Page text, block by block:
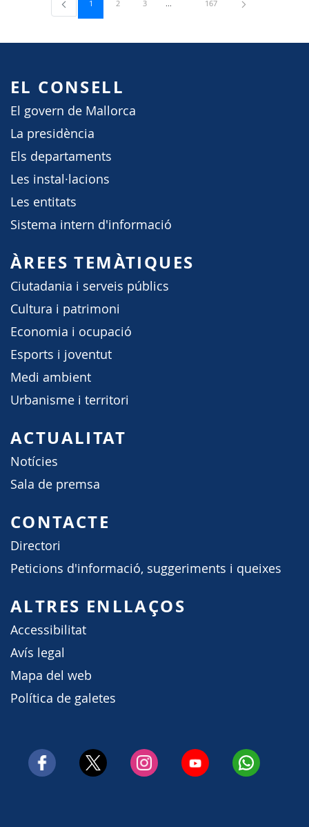
Pàgina
1 Pàgina
2 Pàgina
3
Pàgina
167
EL CONSELL
El govern de Mallorca
La presidència
Els departaments
Les instal·lacions
Les entitats
Sistema intern d'informació
ÀREES TEMÀTIQUES
Ciutadania i serveis públics
Cultura i patrimoni
Economia i ocupació
Esports i joventut
Medi ambient
Urbanisme i territori
ACTUALITAT
Notícies
Sala de premsa
CONTACTE
Directori
Peticions d'informació, suggeriments i queixes
ALTRES ENLLAÇOS
Accessibilitat
Avís legal
Mapa del web
Política de galetes